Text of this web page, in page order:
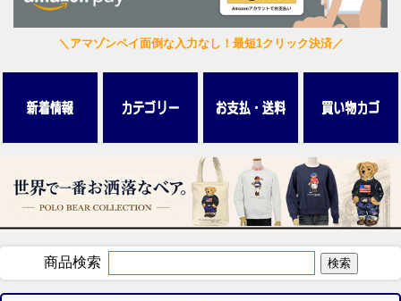
＼アマゾンペイ面倒な入力なし！最短1クリック決済／
商品検索